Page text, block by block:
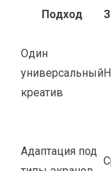
Подход
Один
универсальный
креатив
Адаптация под